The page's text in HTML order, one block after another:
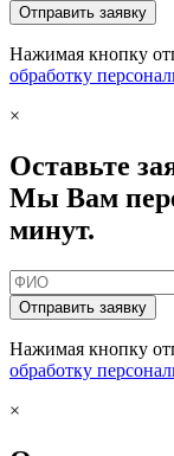
Отправить заявку
Нажимая кнопку
обработку
×
Оставьте
Мы Вам
минут.
Отправить заявку
Нажимая кнопку
обработку
×